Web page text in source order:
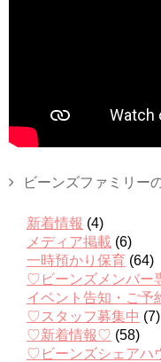
ビーンズファミリー
新着情報 (4)
メディア掲載 (6)
一時預かり保育 (64)
♡ビーンズメンバー
イベント告知・ご予
♡スタッフ募集中 (7)
♡新着情報♡ (58)
♡ビーンズシェアハ